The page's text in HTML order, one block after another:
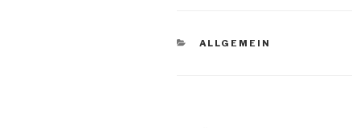
KATEGORIEN
ALLGEMEIN